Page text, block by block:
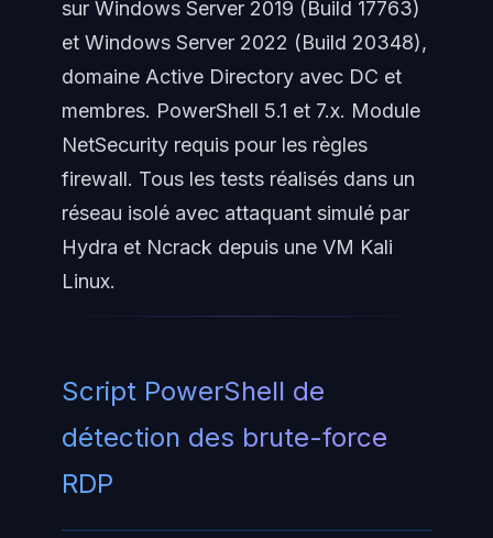
sur Windows Server 2019 (Build 17763)
et Windows Server 2022 (Build 20348),
domaine Active Directory avec DC et
membres. PowerShell 5.1 et 7.x. Module
NetSecurity requis pour les règles
firewall. Tous les tests réalisés dans un
réseau isolé avec attaquant simulé par
Hydra et Ncrack depuis une VM Kali
Linux.
Script PowerShell de
détection des brute-force
RDP